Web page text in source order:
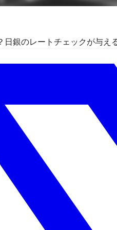
日銀のレートチェックが与え